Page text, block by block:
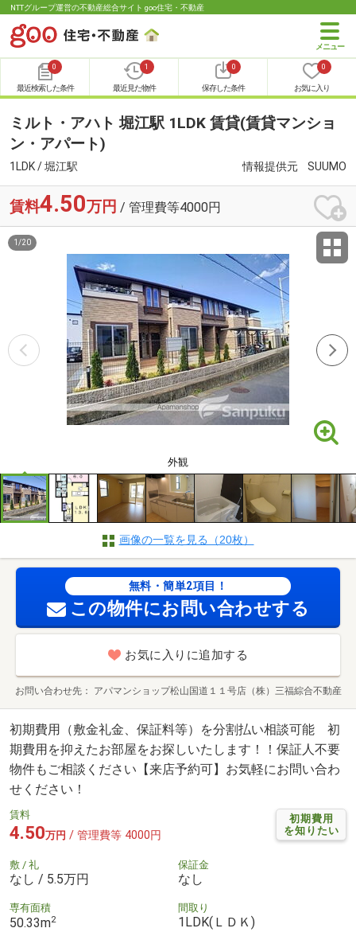
NTTグループ運営の不動産総合サイト goo住宅・不動産
0
最近検索した条件
1
最近見た物件
0
保存した条件
0
お気に入り
ミルト・アハト 堀江駅 1LDK 賃貸(賃貸マンショ
ン・アパート)
1LDK / 堀江駅 情報提供元 SUUMO
賃料4.50万円 / 管理費等4000円
外観
1 /20
画像の一覧を見る（20枚）
無料・簡単2項目！
この物件にお問い合わせする
お気に入りに追加する
お問い合わせ先 アパマンショップ松山国道１１号店（株）三福綜合不動産
初期費用（敷金礼金、保証料等）を分割払い相談可能 初
期費用を抑えたお部屋をお探しいたします！！保証人不要
物件もご相談ください【来店予約可】お気軽にお問い合わ
せください！
初期費用
を知りたい
賃料
4.50万円 / 管理費等 4000円
敷 / 礼
なし / 5.5万円
保証金
なし
専有面積
50.33m2
間取り
1LDK(ＬＤＫ)